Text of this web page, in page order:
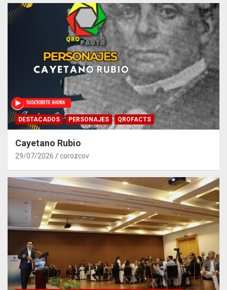
DESTACADOS PERSONAJES QROFACTS
Cayetano Rubio
29/07/2026 corozcov